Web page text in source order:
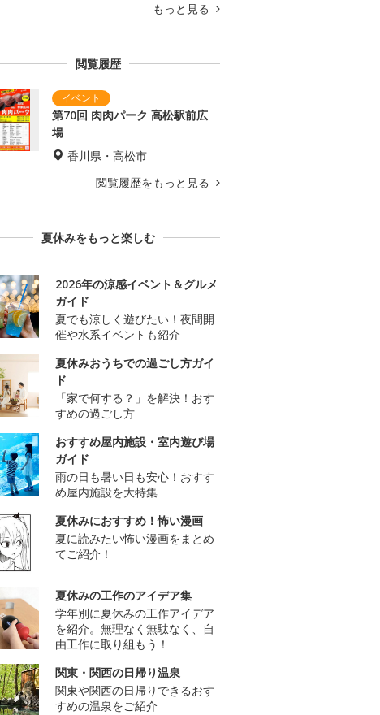
もっと見る
閲覧履歴
第70回 肉肉パーク 高松駅前広
場
香川県・高松市
閲覧履歴をもっと見る
夏休みをもっと楽しむ
2026年の涼感イベント＆グルメ
ガイド
夏でも涼しく遊びたい！夜間開
催や水系イベントも紹介
夏休みおうちでの過ごし方ガイ
ド
「家で何する？」を解決！おす
すめの過ごし方
おすすめ屋内施設・室内遊び場
ガイド
雨の日も暑い日も安心！おすす
め屋内施設を大特集
夏休みにおすすめ！怖い漫画
夏に読みたい怖い漫画をまとめ
てご紹介！
夏休みの工作のアイデア集
学年別に夏休みの工作アイデア
を紹介。無理なく無駄なく、自
由工作に取り組もう！
関東・関西の日帰り温泉
関東や関西の日帰りできるおす
すめの温泉をご紹介